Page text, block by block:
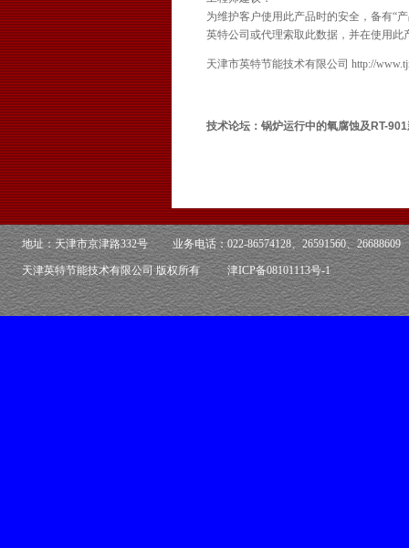
为维护客户使用此产品时的安全，备有“
英特公司或代理索取此数据，并在使用
天津市英特节能技术有限公司 http://
技术论坛：锅炉运行中的氧腐蚀及RT-
地址：天津市京津路332号 业务电话：022-86574128、26591560、
天津英特节能技术有限公司 版权所有津ICP备08101113号-1